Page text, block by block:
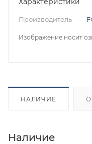
Производитель —
Изображение носит
НАЛИЧИЕ
Наличие